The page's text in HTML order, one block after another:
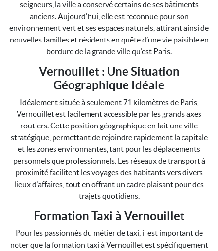
seigneurs, la ville a conservé certains de ses bâtiments
anciens. Aujourd'hui, elle est reconnue pour son
environnement vert et ses espaces naturels, attirant ainsi de
nouvelles familles et résidents en quête d’une vie paisible en
bordure de la grande ville qu’est Paris.
Vernouillet : Une Situation
Géographique Idéale
Idéalement située à seulement 71 kilomètres de Paris,
Vernouillet est facilement accessible par les grands axes
routiers. Cette position géographique en fait une ville
stratégique, permettant de rejoindre rapidement la capitale
et les zones environnantes, tant pour les déplacements
personnels que professionnels. Les réseaux de transport à
proximité facilitent les voyages des habitants vers divers
lieux d'affaires, tout en offrant un cadre plaisant pour des
trajets quotidiens.
Formation Taxi à Vernouillet
Pour les passionnés du métier de taxi, il est important de
noter que la formation taxi à Vernouillet est spécifiquement